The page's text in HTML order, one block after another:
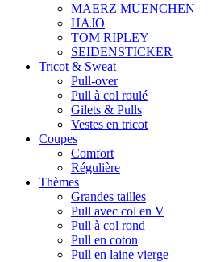
MAERZ MUENCHEN
HAJO
TOM RIPLEY
SEIDENSTICKER
Tricot & Sweat
Pull-over
Pull à col roulé
Gilets & Pulls
Vestes en tricot
Coupes
Comfort
Régulière
Thèmes
Grandes tailles
Pull avec col en V
Pull à col rond
Pull en coton
Pull en laine vierge